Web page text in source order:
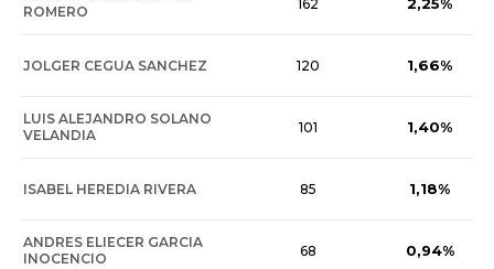
ROMERO
162
JOLGER CEGUA SANCHEZ 120 1,66%
LUIS ALEJANDRO SOLANO
VELANDIA
101 1,40%
ISABEL HEREDIA RIVERA 85 1,18%
ANDRES ELIECER GARCIA
INOCENCIO
68 0,94%